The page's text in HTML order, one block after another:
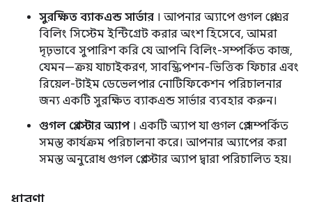
সুরক্ষিত ব্যাকএন্ড সার্ভার । আপনার অ্যাপে গুগল প্লে-এর
বিলিং সিস্টেম ইন্টিগ্রেট করার অংশ হিসেবে, আমরা
দৃঢ়ভাবে সুপারিশ করি যে আপনি বিলিং-সম্পর্কিত কাজ,
যেমন—ক্রয় যাচাইকরণ, সাবস্ক্রিপশন-ভিত্তিক ফিচার এবং
রিয়েল-টাইম ডেভেলপার নোটিফিকেশন পরিচালনার
জন্য একটি সুরক্ষিত ব্যাকএন্ড সার্ভার ব্যবহার করুন।
গুগল প্লে স্টোর অ্যাপ। একটি অ্যাপ যা গুগল প্লে সম্পর্কিত
সমস্ত কার্যক্রম পরিচালনা করে। আপনার অ্যাপের করা
সমস্ত অনুরোধ গুগল প্লে স্টোর অ্যাপ দ্বারা পরিচালিত হয়।